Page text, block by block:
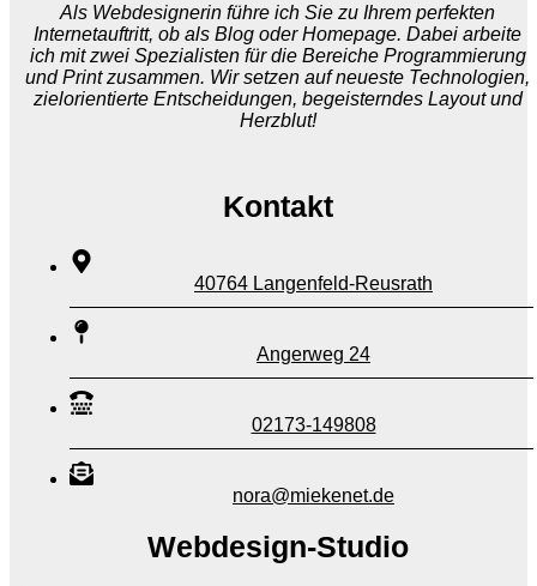
Als Webdesignerin führe ich Sie zu Ihrem perfekten
Internetauftritt, ob als Blog oder Homepage. Dabei arbeite
ich mit zwei Spezialisten für die Bereiche Programmierung
und Print zusammen. Wir setzen auf neueste Technologien,
zielorientierte Entscheidungen, begeisterndes Layout und
Herzblut!
Kontakt
40764 Langenfeld-Reusrath
Angerweg 24
02173-149808
nora@miekenet.de
Webdesign-Studio